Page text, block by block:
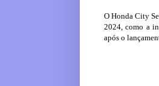
O Honda City
2024, como a
após o